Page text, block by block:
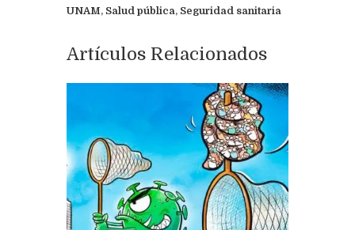
UNAM, Salud pública, Seguridad sanitaria
Artículos Relacionados